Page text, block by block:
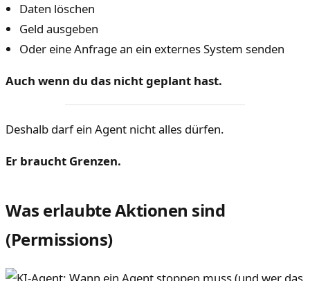
Daten löschen
Geld ausgeben
Oder eine Anfrage an ein externes System senden
Auch wenn du das nicht geplant hast.
Deshalb darf ein Agent nicht alles dürfen.
Er braucht Grenzen.
Was erlaubte Aktionen sind
(Permissions)